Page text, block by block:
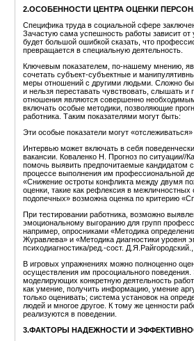
2.ОСОБЕННОСТИ ЦЕНТРА ОЦЕНКИ
Специфика труда в социальной сфере
Зачастую сама успешность работы зависит
будет большой ошибкой сказать, что
превращается в специальную деятельность.
Ключевым показателем, по-нашему мнению,
сочетать субъект-субъектные и
меры отношений с другими людьми. Сложно
и нельзя переставать чувствовать, слышать
отношения являются совершенно
включать особые методики, позволяющие
работника. Таким показателями могут быть:
Эти особые показатели могут
Интервью может включать в себя
вакансии. Коваленко Н. Прогноз по
помочь выявить предпочитаемые
процессе выполнения им профессиональной
«Снижение остроты конфликта между двумя
оценки, такие как рефлексия в
подопечных» возможна оценка по критерию
При тестировании работника, возможно
эмоциональному выгоранию для групп
например, опросниками «Методика
Журавлева» и «Методика диагностики уровня
психодиагностика/ред.-сост.
В игровых упражнениях можно полноценно
осуществления им просоциального
моделирующих конкретную деятельность
как умение, получить информацию, умение
только оценивать; система установок на
людей и многое другое. К тому же ценности
реализуются в поведении.
3.ФАКТОРЫ НАДЕЖНОСТИ И